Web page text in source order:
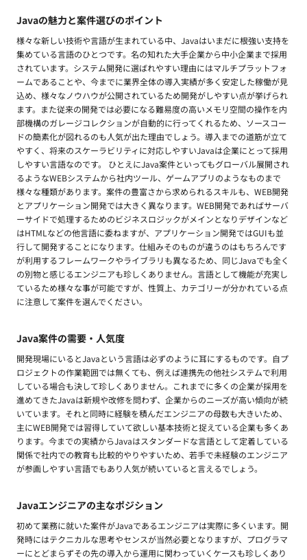
Javaの魅力と案件選びのポイント
様々な新しい技術や言語が生まれている中、Javaはいまだに根強い支持を
集めている言語のひとつです。名の知れた大手企業から中小企業まで採用
されています。システム開発に選ばれやすい理由にはマルチプラットフォ
ームであることや、今までに業界全体の導入実績が多く安定した稼働が見
込め、様々なノウハウが公開されているため開発がしやすい点が挙げられ
ます。また従来の開発では必要になる難易度の高いメモリ空間の操作を内
部機構のガレージコレクションが自動的に行ってくれるため、ソースコー
ドの簡素化が図れるのも人気が出た理由でしょう。導入までの道筋が立て
やすく、将来のスケーラビリティに対応しやすいJavaは企業にとって採用
しやすい言語なのです。 ひとえにJava案件といってもグローバル展開され
るようなWEBシステムから社内ツール、ゲームアプリのようなものまで
様々な種類があります。案件の豊富さから求められるスキルも、WEB開発
とアプリケーション開発では大きく異なります。WEB開発であればサーバ
ーサイドで処理するためのビジネスロジックがメインとなりデザインなど
はHTMLなどの他言語に委ねますが、アプリケーション開発ではGUIも並
行して開発することになります。仕組みそのものが違うのはもちろんです
が利用するフレームワークやライブラリも異なるため、同じJavaでも全く
の別物と感じるエンジニアも珍しくありません。言語として機能が充実し
ているため様々な事が可能ですが、性質上、カテゴリーが分かれている点
に注意して案件を選んでください。
Java案件の需要・人気度
開発現場にいるとJavaという言語は必ずのように耳にするものです。自プ
ロジェクトの作業範囲では無くても、例えば連携先の他社システムで利用
している場合も決して珍しくありません。これまでに多くの企業が採用を
進めてきたJavaは新規や改修を問わず、企業からのニーズが高い傾向が続
いています。それと同時に経験を積んだエンジニアの母数も大きいため、
主にWEB開発では習得していて欲しい基本技術と捉えている企業も多くあ
ります。今までの実績からJavaはスタンダードな言語として定着している
関係で社内での教育も比較的やりやすいため、若手で未経験のエンジニア
が参画しやすい言語でもあり人気が続いていると言えるでしょう。
Javaエンジニアの主なポジション
初めて業務に就いた案件がJavaであるエンジニアは実際に多くいます。開
発時にはテクニカルな思考やセンスが当然必要となりますが、プログラマ
ーにとどまらずその先の導入から運用に関わっていくケースも珍しくあり